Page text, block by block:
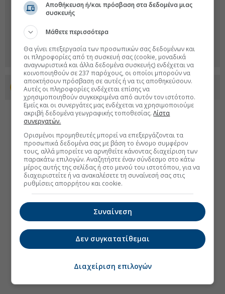
Προσθέστε το euro2day.gr στο Discover
Αποθήκευση ή/και πρόσβαση στα δεδομένα μιας
συσκευής
Μάθετε περισσότερα
Θα γίνει επεξεργασία των προσωπικών σας δεδομένων και
οι πληροφορίες από τη συσκευή σας (cookie, μοναδικά
αναγνωριστικά και άλλα δεδομένα συσκευής) ενδέχεται να
κοινοποιηθούν σε 237 παρόχους, οι οποίοι μπορούν να
αποκτήσουν πρόσβαση σε αυτές ή να τις αποθηκεύσουν.
Αυτές οι πληροφορίες ενδέχεται επίσης να
χρησιμοποιηθούν συγκεκριμένα από αυτόν τον ιστότοπο.
Εμείς και οι συνεργάτες μας ενδέχεται να χρησιμοποιούμε
ακριβή δεδομένα γεωγραφικής τοποθεσίας.Λίστα
συνεργατών.
Ορισμένοι προμηθευτές μπορεί να επεξεργάζονται τα
προσωπικά δεδομένα σας με βάση το έννομο συμφέρον
τους, αλλά μπορείτε να αρνηθείτε κάνοντας διαχείριση των
παρακάτω επιλογών. Αναζητήστε έναν σύνδεσμο στο κάτω
μέρος αυτής της σελίδας ή στο μενού του ιστοτόπου, για να
διαχειριστείτε ή να ανακαλέσετε τη συναίνεσή σας στις
ρυθμίσεις απορρήτου και cookie.
Συναίνεση
Δεν συγκατατίθεμαι
Διαχείριση επιλογών